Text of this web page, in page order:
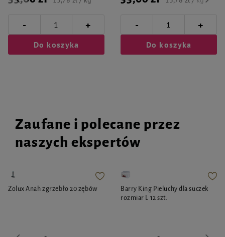
- +
Do koszyka
- +
Do koszyka
Zaufane i polecane przez
naszych ekspertów
Zolux Anah zgrzebło 20 zębów
Barry King Pieluchy dla suczek
rozmiar L 12 szt.